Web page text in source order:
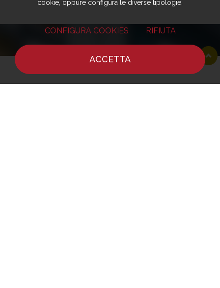
RG EXPERIENCE
cookie, oppure configura le diverse tipologie.
CONFIGURA COOKIES RIFIUTA
ACCETTA